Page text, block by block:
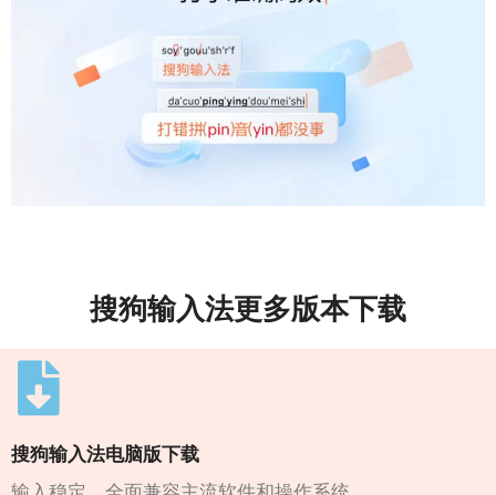
搜狗输入法更多版本下载
搜狗输入法电脑版下载